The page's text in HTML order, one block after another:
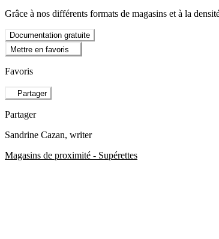
Grâce à nos différents formats de magasins et à la
Documentation gratuite
Mettre en favoris
Favoris
Partager
Partager
Sandrine Cazan, writer
Magasins de proximité - Supérettes